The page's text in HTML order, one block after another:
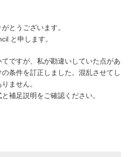
とうございます。
と申します。
てですが、私が勘違いしていた点があ
の条件を訂正しました。混乱させてし
ません。
補足説明をご確認ください。